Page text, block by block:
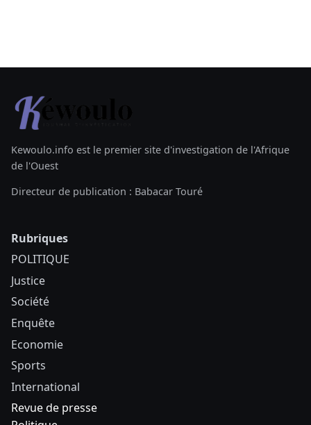
Kewoulo.info est le premier site d'investigation de l'Afrique
de l'Ouest
Directeur de publication : Babacar Touré
Rubriques
POLITIQUE
Justice
Société
Enquête
Economie
Sports
International
Revue de presse